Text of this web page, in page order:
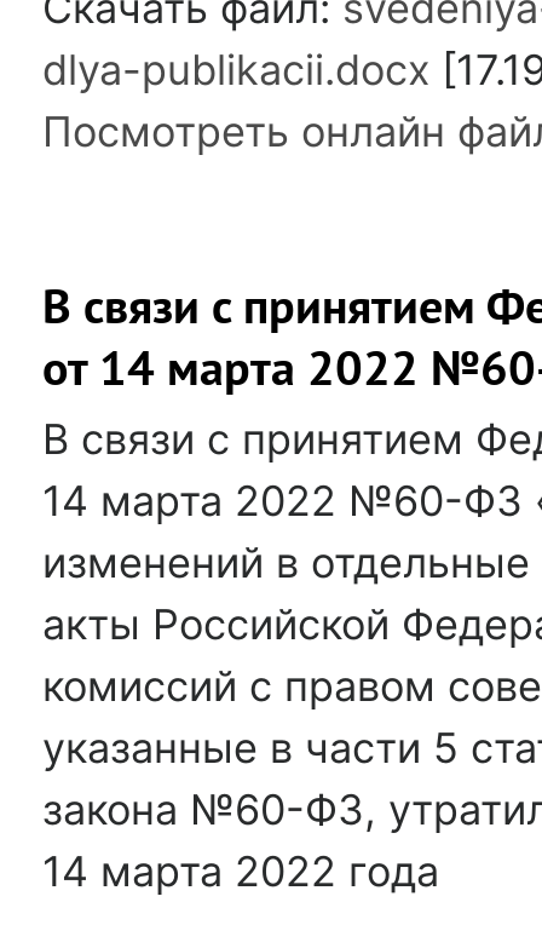
dlya-publikacii.docx
Посмотреть онлайн
В связи с принятием
от 14 марта 2022
В связи с принятием
14 марта 2022 №60-ФЗ
изменений в
акты Российской
комиссий с правом
указанные в части 5
закона №60-ФЗ,
14 марта 2022 года